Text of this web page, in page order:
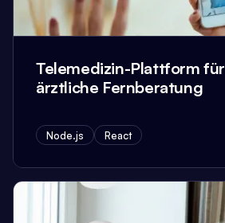
Telemedizin-Plattform für
ärztliche Fernberatung
Node.js React